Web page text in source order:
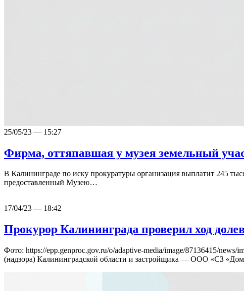
25/05/23 — 15:27
Фирма, оттяпавшая у музея земельный
В Калининграде по иску прокуратуры организация выплатит 245
предоставленный Музею…
17/04/23 — 18:42
Прокурор Калининграда проверил ход
Фото: https://epp.genproc.gov.ru/o/adaptive-media/image/87136415/
(надзора) Калининградской области и застройщика — ООО «СЗ